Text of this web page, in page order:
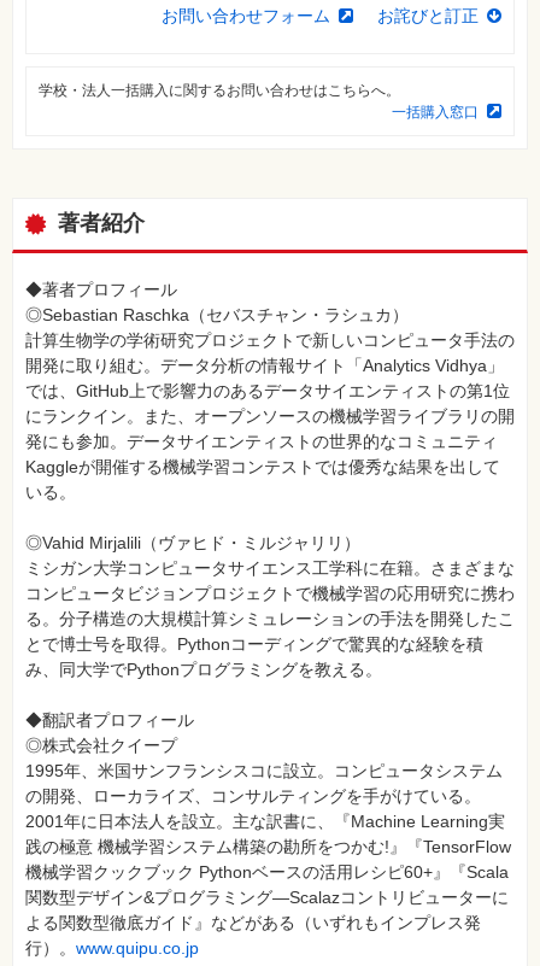
ン
ー
ト
シ
リ
ー
ズ
⼀
覧
特
⼀
お問い合わせフォーム お詫びと訂正
学校・法人一括購入に関するお問い合わせはこちらへ。
一括購入窓口
著者紹介
◆著者プロフィール
◎Sebastian Raschka（セバスチャン・ラシュカ）
計算生物学の学術研究プロジェクトで新しいコンピュータ手法の
開発に取り組む。データ分析の情報サイト「Analytics Vidhya」
では、GitHub上で影響力のあるデータサイエンティストの第1位
にランクイン。また、オープンソースの機械学習ライブラリの開
発にも参加。データサイエンティストの世界的なコミュニティ
Kaggleが開催する機械学習コンテストでは優秀な結果を出して
いる。
◎Vahid Mirjalili（ヴァヒド・ミルジャリリ）
ミシガン大学コンピュータサイエンス工学科に在籍。さまざまな
コンピュータビジョンプロジェクトで機械学習の応用研究に携わ
る。分子構造の大規模計算シミュレーションの手法を開発したこ
とで博士号を取得。Pythonコーディングで驚異的な経験を積
み、同大学でPythonプログラミングを教える。
◆翻訳者プロフィール
◎株式会社クイープ
1995年、米国サンフランシスコに設立。コンピュータシステム
の開発、ローカライズ、コンサルティングを手がけている。
2001年に日本法人を設立。主な訳書に、『Machine Learning実
践の極意 機械学習システム構築の勘所をつかむ!』『TensorFlow
機械学習クックブック Pythonベースの活用レシピ60+』『Scala
関数型デザイン&プログラミング―Scalazコントリビューターに
よる関数型徹底ガイド』などがある（いずれもインプレス発
行）。 www.quipu.co.jp